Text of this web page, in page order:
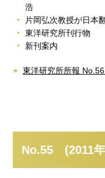
浩
片岡弘次教授が日本
東洋研究所刊行物
新刊案内
東洋研究所所報 No.56
No.55 (2011